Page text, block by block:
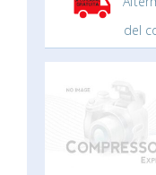
del